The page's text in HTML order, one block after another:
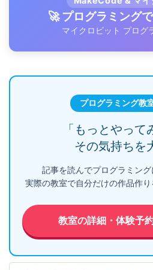
🚀 プログラミング
マイクロビット プログ
プログラミング教
「もっとやって
その気持ちを
記事を読んでプログラミング
実際の教室で自分だけの作品作
教室の詳細・体験予